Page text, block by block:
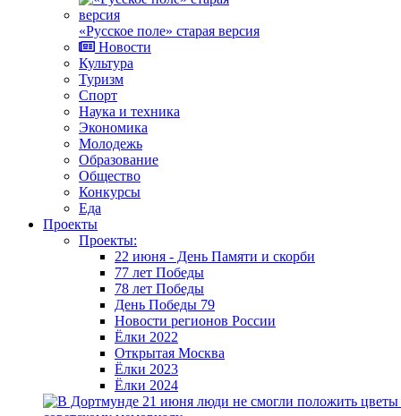
«Русское поле» старая версия
Новости
Культура
Туризм
Спорт
Наука и техника
Экономика
Молодежь
Образование
Общество
Конкурсы
Еда
Проекты
Проекты:
22 июня - День Памяти и скорби
77 лет Победы
78 лет Победы
День Победы 79
Новости регионов России
Ёлки 2022
Открытая Москва
Ёлки 2023
Ёлки 2024